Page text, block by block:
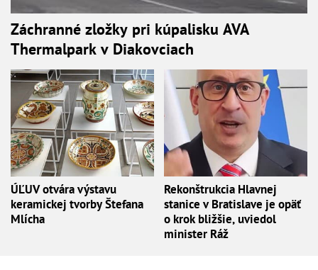
Záchranné zložky pri kúpalisku AVA
Thermalpark v Diakovciach
ÚĽUV otvára výstavu
keramickej tvorby Štefana
Mlícha
Rekonštrukcia Hlavnej
stanice v Bratislave je opäť
o krok bližšie, uviedol
minister Ráž